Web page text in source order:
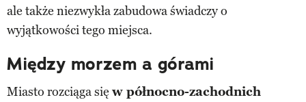
ale także niezwykła zabudowa świadczy o
wyjątkowości tego miejsca.
Między morzem a górami
Miasto rozciąga się w północno-zachodnich